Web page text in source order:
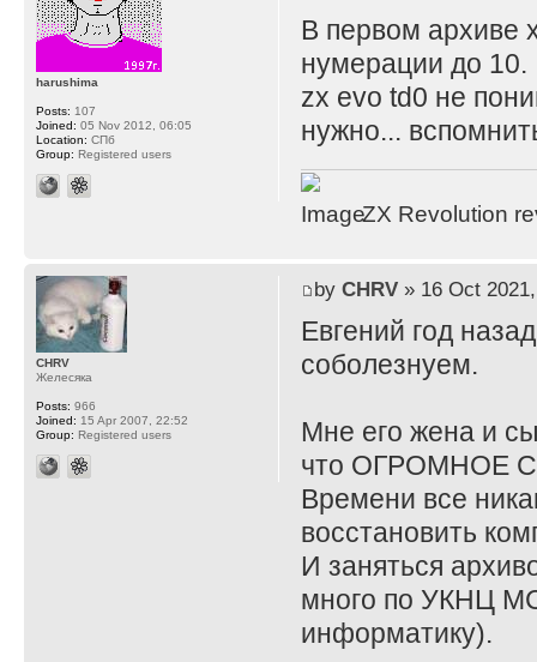
В первом архиве
нумерации до 10.
zx evo td0 не
нужно...
ZX Revolution
harushima
Posts: 107
Joined: 05 Nov 2012, 06:05
Location: СПб
Group: Registered users
by CHRV» 16 Oct
Евгений год
соболезнуем.
Мне его жена и
что ОГРОМНОЕ
Времени все
восстановить
И заняться
много по УКНЦ
информатику).
CHRV
Желесяка
Posts: 966
Joined: 15 Apr 2007, 22:52
Group: Registered users